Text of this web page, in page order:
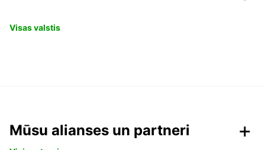
Visas valstis
Mūsu alianses un partneri